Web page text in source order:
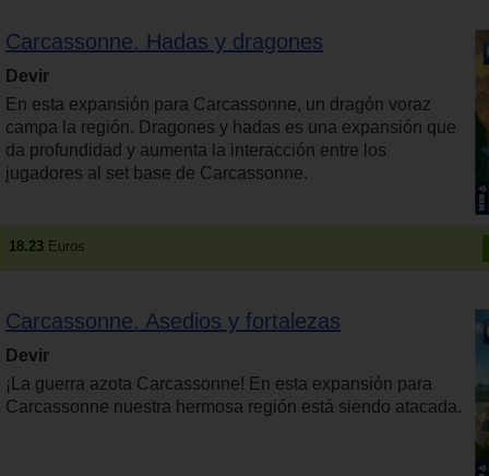
Carcassonne. Hadas y dragones
Devir
En esta expansión para Carcassonne, un dragón voraz
campa la región. Dragones y hadas es una expansión que
da profundidad y aumenta la interacción entre los
jugadores al set base de Carcassonne.
18.23 Euros
Carcassonne. Asedios y fortalezas
Devir
¡La guerra azota Carcassonne! En esta expansión para
Carcassonne nuestra hermosa región está siendo atacada.